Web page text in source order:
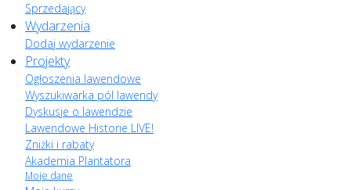
Sprzedający
Wydarzenia
Dodaj wydarzenie
Projekty
Ogłoszenia lawendowe
Wyszukiwarka pól lawendy
Dyskusje o lawendzie
Lawendowe Historie LIVE!
Zniżki i rabaty
Akademia Plantatora
Moje dane